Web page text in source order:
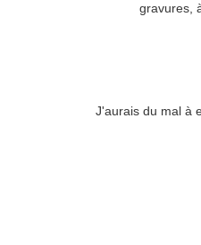
gravures,
J'aurais du mal à